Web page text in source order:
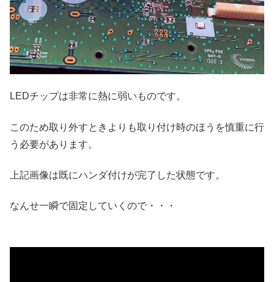
LEDチップは非常に熱に弱いものです。
このため取り外すときよりも取り付け時のほうを慎重に行
う必要があります。
上記画像は既にハンダ付けが完了した状態です。
なんせ一瞬で固定していくので・・・